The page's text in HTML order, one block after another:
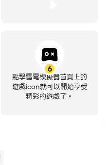
6
點擊雷電模擬器首頁上的
遊戲icon就可以開始享受
精彩的遊戲了。